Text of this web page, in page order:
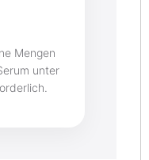
Mengen
unter